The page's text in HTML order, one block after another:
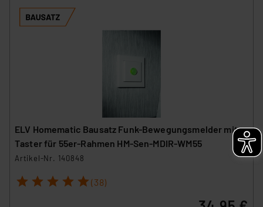
ELV Homematic Bausatz Funk-Bewegungsmelder mit
Taster für 55er-Rahmen HM-Sen-MDIR-WM55
Artikel-Nr. 140848
1 2 3 4 5 (38)